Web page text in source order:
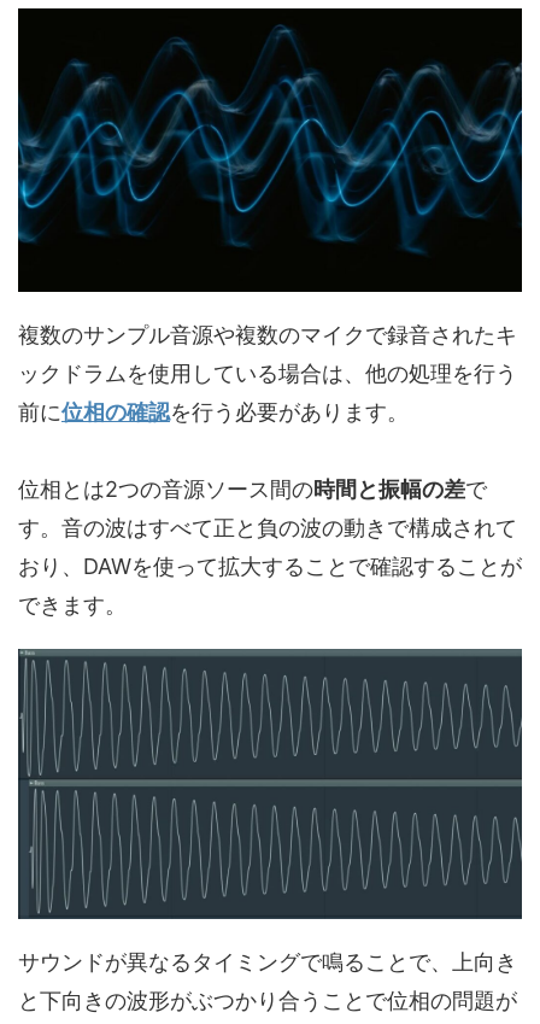
複数のサンプル音源や複数のマイクで録音されたキ
ックドラムを使用している場合は、他の処理を行う
前に位相の確認を行う必要があります。
位相とは2つの音源ソース間の時間と振幅の差で
す。音の波はすべて正と負の波の動きで構成されて
おり、DAWを使って拡大することで確認することが
できます。
サウンドが異なるタイミングで鳴ることで、上向き
と下向きの波形がぶつかり合うことで位相の問題が